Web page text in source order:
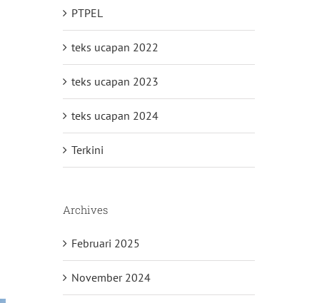
PTPEL
teks ucapan 2022
teks ucapan 2023
teks ucapan 2024
Terkini
Archives
Februari 2025
November 2024